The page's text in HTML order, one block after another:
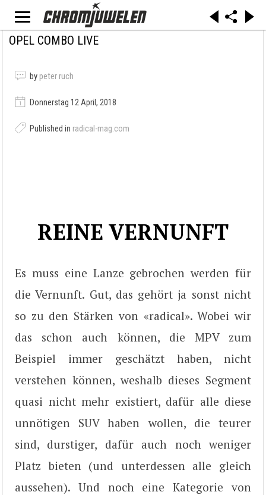
OPEL COMBO LIVE
by peter ruch
Donnerstag 12 April, 2018
Published in radical-mag.com
REINE VERNUNFT
Es muss eine Lanze gebrochen werden für
die Vernunft. Gut, das gehört ja sonst nicht
so zu den Stärken von «radical». Wobei wir
das schon auch können, die MPV zum
Beispiel immer geschätzt haben, nicht
verstehen können, weshalb dieses Segment
quasi nicht mehr existiert, dafür alle diese
unnötigen SUV haben wollen, die teurer
sind, durstiger, dafür auch noch weniger
Platz bieten (und unterdessen alle gleich
aussehen). Und noch eine Kategorie von